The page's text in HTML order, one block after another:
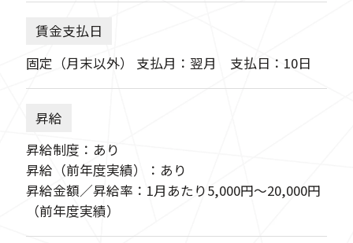
賃金支払日
固定（月末以外） 支払月：翌月 支払日：10日
昇給
昇給制度：あり
昇給（前年度実績）：あり
昇給金額／昇給率：1月あたり5,000円〜20,000円
（前年度実績）